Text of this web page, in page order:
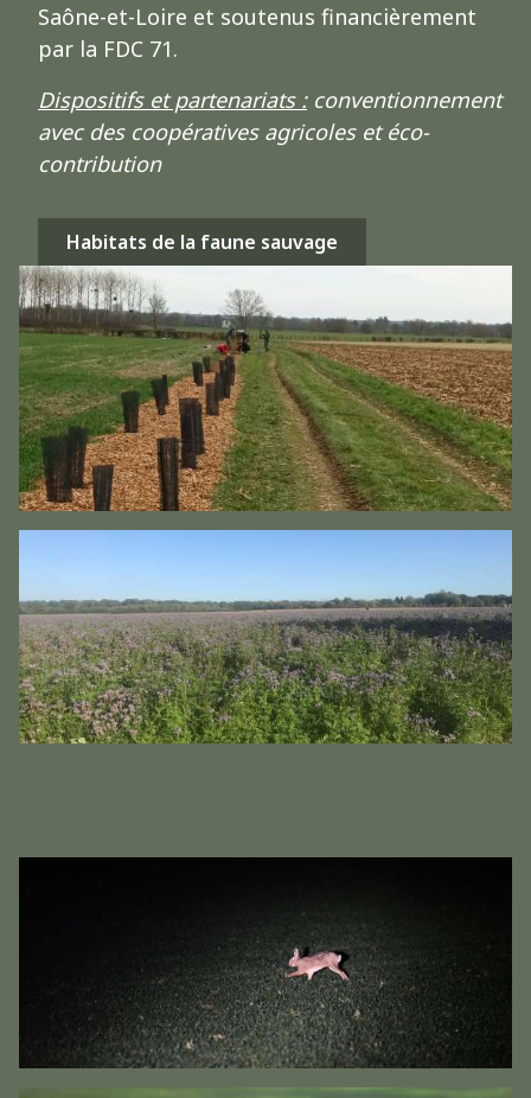
Saône-et-Loire et soutenus financièrement
par la FDC 71.
Dispositifs et partenariats :conventionnement
avec des coopératives agricoles et éco-
contribution
Habitats de la faune sauvage